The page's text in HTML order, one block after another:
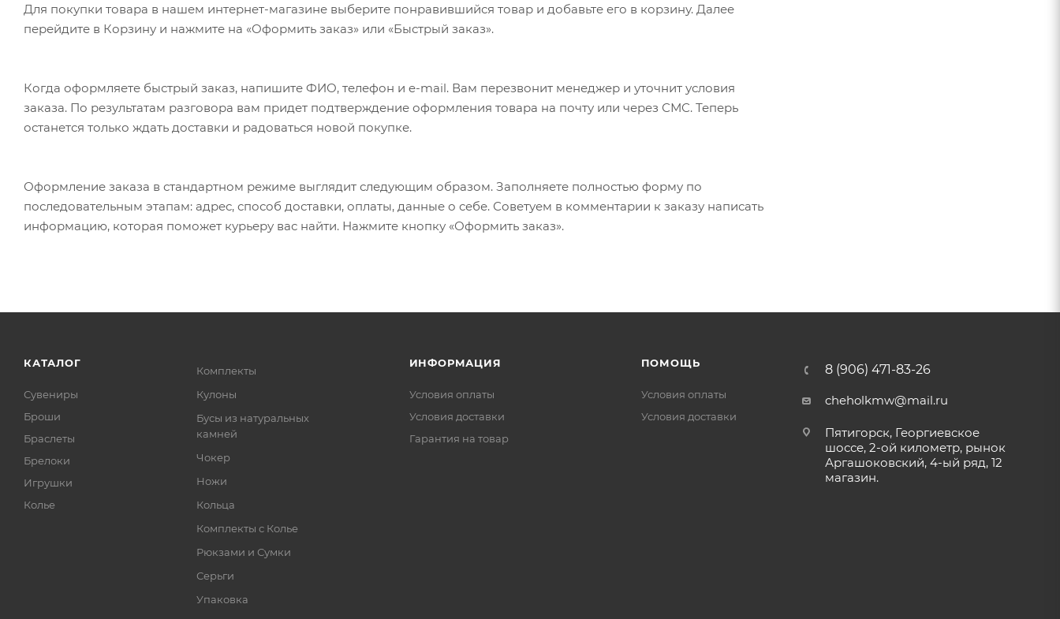
Для покупки товара в нашем интернет-магазине выберите понравившийся товар и добавьте его в корзину. Далее
перейдите в Корзину и нажмите на «Оформить заказ» или «Быстрый заказ».
Когда оформляете быстрый заказ, напишите ФИО, телефон и e-mail. Вам перезвонит менеджер и уточнит условия
заказа. По результатам разговора вам придет подтверждение оформления товара на почту или через СМС. Теперь
останется только ждать доставки и радоваться новой покупке.
Оформление заказа в стандартном режиме выглядит следующим образом. Заполняете полностью форму по
последовательным этапам: адрес, способ доставки, оплаты, данные о себе. Советуем в комментарии к заказу написать
информацию, которая поможет курьеру вас найти. Нажмите кнопку «Оформить заказ».
КАТАЛОГ
Сувениры
Броши
Браслеты
Брелоки
Игрушки
Колье
Комплекты
Кулоны
Бусы из натуральных
камней
Чокер
Ножи
Кольца
Комплекты с Колье
Рюкзами и Сумки
Серьги
Упаковка
ИНФОРМАЦИЯ
Условия оплаты
Условия доставки
Гарантия на товар
ПОМОЩЬ
Условия оплаты
Условия доставки
8 (906) 471-83-26
cheholkmw@mail.ru
Пятигорск, Георгиевское
шоссе, 2-ой километр, рынок
Аргашоковский, 4-ый ряд, 12
магазин.